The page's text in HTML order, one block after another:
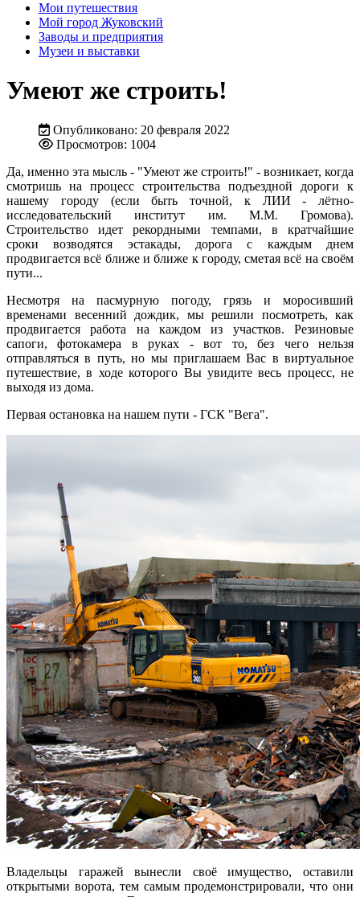
Мои путешествия
Мой город Жуковский
Заводы и предприятия
Музеи и выставки
Умеют же строить!
Опубликовано: 20 февраля 2022
Просмотров: 1004
Да, именно эта мысль - "Умеют же строить!" - возникает, когда
смотришь на процесс строительства подъездной дороги к
нашему городу (если быть точной, к ЛИИ - лётно-
исследовательский институт им. М.М. Громова).
Строительство идет рекордными темпами, в кратчайшие
сроки возводятся эстакады, дорога с каждым днем
продвигается всё ближе и ближе к городу, сметая всё на своём
пути...
Несмотря на пасмурную погоду, грязь и моросивший
временами весенний дождик, мы решили посмотреть, как
продвигается работа на каждом из участков. Резиновые
сапоги, фотокамера в руках - вот то, без чего нельзя
отправляться в путь, но мы приглашаем Вас в виртуальное
путешествие, в ходе которого Вы увидите весь процесс, не
выходя из дома.
Первая остановка на нашем пути - ГСК "Вега".
Владельцы гаражей вынесли своё имущество, оставили
открытыми ворота, тем самым продемонстрировали, что они